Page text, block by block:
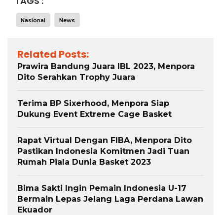
Nasional News
Related Posts:
Prawira Bandung Juara IBL 2023, Menpora
Dito Serahkan Trophy Juara
Terima BP Sixerhood, Menpora Siap
Dukung Event Extreme Cage Basket
Rapat Virtual Dengan FIBA, Menpora Dito
Pastikan Indonesia Komitmen Jadi Tuan
Rumah Piala Dunia Basket 2023
Bima Sakti Ingin Pemain Indonesia U-17
Bermain Lepas Jelang Laga Perdana Lawan
Ekuador